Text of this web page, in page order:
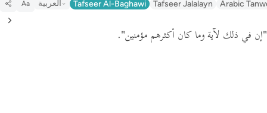
Aa العربية Tafseer Al-Baghawi Tafseer Jalalayn Arabic
"إن في ذلك لآية وما كان أكثرهم مؤمنين".